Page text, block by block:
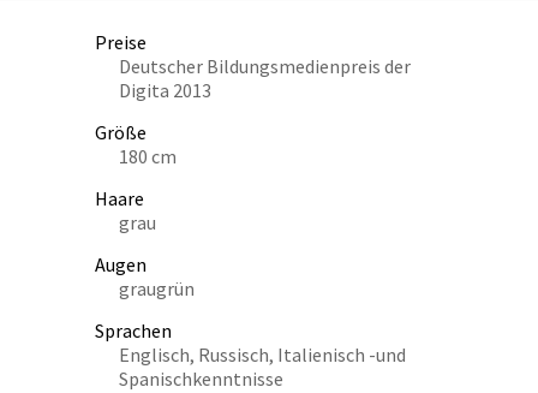
Preise
Deutscher Bildungsmedienpreis der
Digita 2013
Größe
180 cm
Haare
grau
Augen
graugrün
Sprachen
Englisch, Russisch, Italienisch -und
Spanischkenntnisse